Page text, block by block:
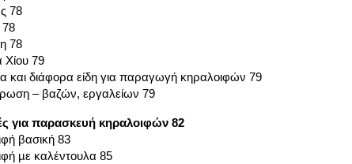
78
78
78
Χίου 79
και διάφορα είδη για παραγωγή κηραλοιφών 79
– βαζών, εργαλείων 79
για παρασκευή κηραλοιφών 82
βασική 83
µε καλέντουλα 85